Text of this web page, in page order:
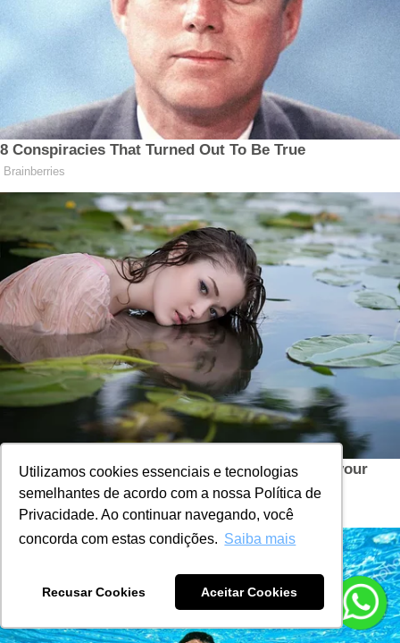
Utilizamos cookies essenciais e tecnologias
semelhantes de acordo com a nossa Política de
Privacidade. Ao continuar navegando, você
concorda com estas condições. Saiba mais
Recusar Cookies Aceitar Cookies